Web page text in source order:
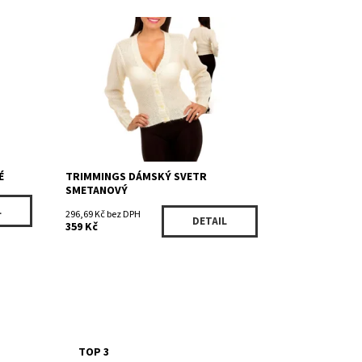
Dostupnost:
Skladem 3
28176CR
TRIMMINGS
TRIMMINGS DÁMSKÝ SVETR
SMETANOVÝ
296,69 Kč bez DPH
359 Kč DETAIL
TOP 3